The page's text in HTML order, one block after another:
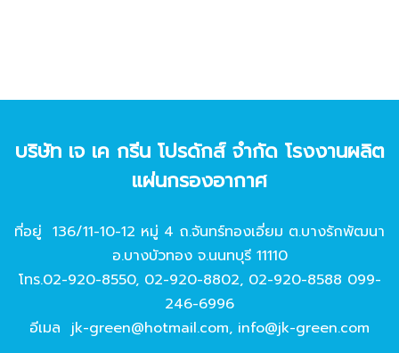
บริษัท เจ เค กรีน โปรดักส์ จํากัด โรงงานผลิต
แผ่นกรองอากาศ
ที่อยู่ 136/11-10-12 หมู่ 4 ถ.จันทร์ทองเอี่ยม ต.บางรักพัฒนา
อ.บางบัวทอง จ.นนทบุรี 11110
โทร.02-920-8550, 02-920-8802, 02-920-8588 099-
246-6996
อีเมล jk-green@hotmail.com, info@jk-green.com